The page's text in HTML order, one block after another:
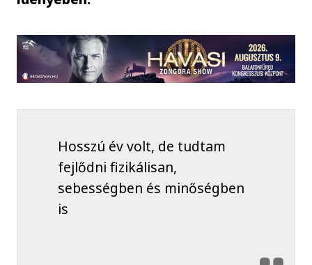
Hosszú év volt, de tudtam
fejlődni fizikálisan,
sebességben és minőségben
is